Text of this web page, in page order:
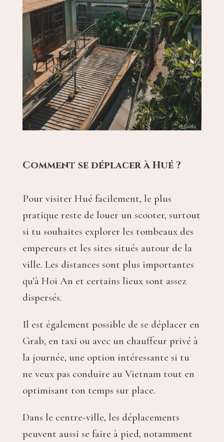
Comment se déplacer à Hué ?
Pour visiter Hué facilement, le plus
pratique reste de louer un scooter, surtout
si tu souhaites explorer les tombeaux des
empereurs et les sites situés autour de la
ville. Les distances sont plus importantes
qu’à Hoi An et certains lieux sont assez
dispersés.
Il est également possible de se déplacer en
Grab, en taxi ou avec un chauffeur privé à
la journée, une option intéressante si tu
ne veux pas conduire au Vietnam tout en
optimisant ton temps sur place.
Dans le centre-ville, les déplacements
peuvent aussi se faire à pied, notamment